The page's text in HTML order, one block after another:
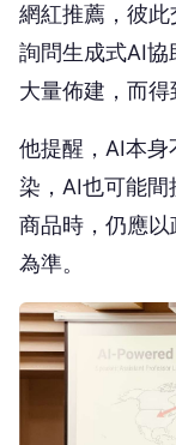
網紅推薦，彼
詢問生成式AI協
大量佈建，而得
他提醒，AI本
染，AI也可能
商品時，仍應
為準。